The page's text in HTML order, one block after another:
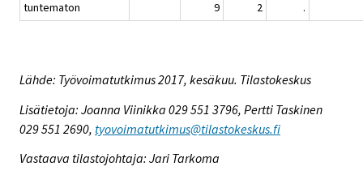
tuntematon
9
2 .
Lähde: Työvoimatutkimus 2017, kesäkuu. Tilastokeskus
Lisätietoja: Joanna Viinikka 029 551 3796, Pertti Taskinen
029 551 2690, tyovoimatutkimus@tilastokeskus.fi
Vastaava tilastojohtaja: Jari Tarkoma